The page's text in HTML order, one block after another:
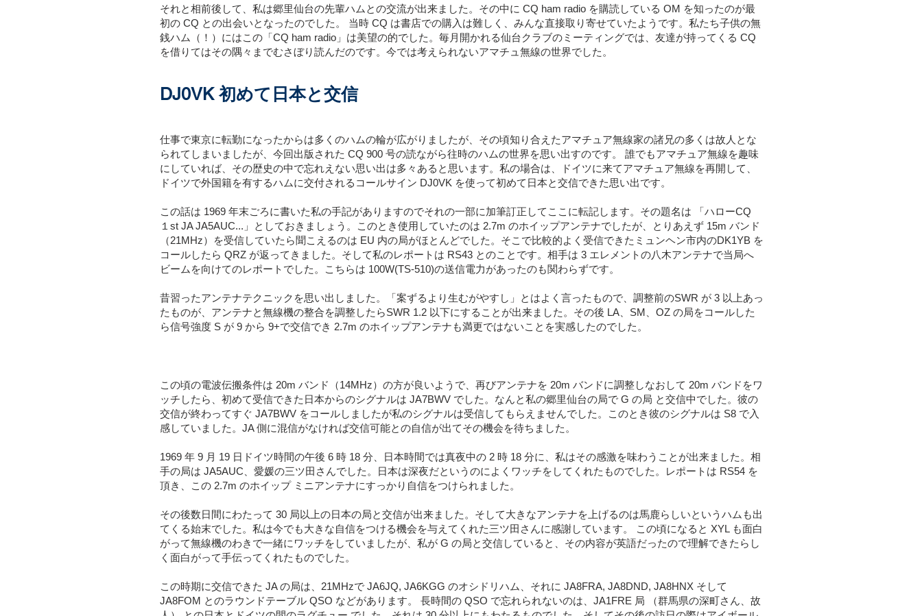
それと相前後して、私は郷里仙台の先輩ハムとの交流が出来ました。その中に CQ ham radio を購読している OM を知ったのが最
初の CQ との出会いとなったのでした。 当時 CQ は書店での購入は難しく、みんな直接取り寄せていたようです。私たち子供の無
銭ハム（！）にはこの「CQ ham radio」は美望の的でした。毎月開かれる仙台クラブのミーティングでは、友達が持ってくる CQ
を借りてはその隅々までむさぼり読んだのです。今では考えられないアマチュ無線の世界でした。
DJ0VK 初めて日本と交信
仕事で東京に転勤になったからは多くのハムの輪が広がりましたが、その頃知り合えたアマチュア無線家の諸兄の多くは故人とな
られてしまいましたが、今回出版された CQ 900 号の読ながら往時のハムの世界を思い出すのです。 誰でもアマチュア無線を趣味
にしていれば、その歴史の中で忘れえない思い出は多々あると思います。私の場合は、ドイツに来てアマチュア無線を再開して、
ドイツで外国籍を有するハムに交付されるコールサイン DJ0VK を使って初めて日本と交信できた思い出です。
この話は 1969 年末ごろに書いた私の手記がありますのでそれの一部に加筆訂正してここに転記します。その題名は 「ハローCQ
１st JA JA5AUC...」としておきましょう。このとき使用していたのは 2.7m のホイップアンテナでしたが、とりあえず 15m バンド
（21MHz）を受信していたら聞こえるのは EU 内の局がほとんどでした。そこで比較的よく受信できたミュンヘン市内のDK1YB を
コールしたら QRZ が返ってきました。そして私のレポートは RS43 とのことです。相手は 3 エレメントの八木アンテナで当局へ
ビームを向けてのレポートでした。こちらは 100W(TS-510)の送信電力があったのも関わらずです。
昔習ったアンテナテクニックを思い出しました。「案ずるより生むがやすし」とはよく言ったもので、調整前のSWR が 3 以上あっ
たものが、アンテナと無線機の整合を調整したらSWR 1.2 以下にすることが出来ました。その後 LA、SM、OZ の局をコールした
ら信号強度 S が 9 から 9+で交信でき 2.7m のホイップアンテナも満更ではないことを実感したのでした。
この頃の電波伝搬条件は 20m バンド（14MHz）の方が良いようで、再びアンテナを 20m バンドに調整しなおして 20m バンドをワ
ッチしたら、初めて受信できた日本からのシグナルは JA7BWV でした。なんと私の郷里仙台の局で G の局 と交信中でした。彼の
交信が終わってすぐ JA7BWV をコールしましたが私のシグナルは受信してもらえませんでした。このとき彼のシグナルは S8 で入
感していました。JA 側に混信がなければ交信可能との自信が出てその機会を待ちました。
1969 年 9 月 19 日ドイツ時間の午後 6 時 18 分、日本時間では真夜中の 2 時 18 分に、私はその感激を味わうことが出来ました。相
手の局は JA5AUC、愛媛の三ツ田さんでした。日本は深夜だというのによくワッチをしてくれたものでした。レポートは RS54 を
頂き、この 2.7m のホイップ ミニアンテナにすっかり自信をつけられました。
その後数日間にわたって 30 局以上の日本の局と交信が出来ました。そして大きなアンテナを上げるのは馬鹿らしいというハムも出
てくる始末でした。私は今でも大きな自信をつける機会を与えてくれた三ツ田さんに感謝しています。 この頃になると XYL も面白
がって無線機のわきで一緒にワッチをしていましたが、私が G の局と交信していると、その内容が英語だったので理解できたらし
く面白がって手伝ってくれたものでした。
この時期に交信できた JA の局は、21MHzで JA6JQ, JA6KGG のオシドリハム、それに JA8FRA, JA8DND, JA8HNX そして
JA8FOM とのラウンドテーブル QSO などがあります。 長時間の QSO で忘れられないのは、JA1FRE 局 （群馬県の深町さん、故